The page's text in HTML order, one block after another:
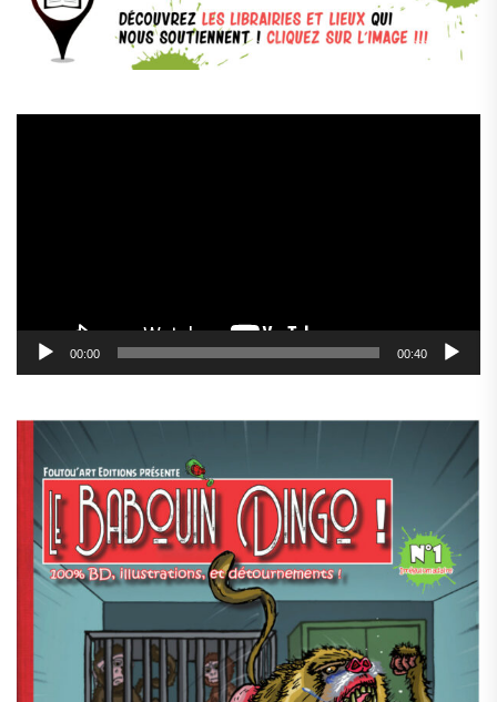
00:00 00:40